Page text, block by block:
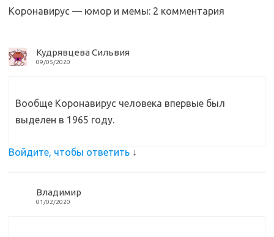
n
k
i
o
в
т
ь
Коронавирус — юмор и мемы: 2 комментария
Кудрявцева Сильвия
09/05/2020
Вообще Коронавирус человека впервые был
выделен в 1965 году.
Войдите, чтобы ответить ↓
Владимир
01/02/2020